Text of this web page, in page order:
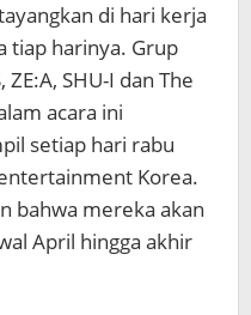
di hari kerja
tiap harinya. Grup
SHU-I dan The
acara ini
setiap hari rabu
Korea.
bahwa mereka akan
April hingga akhir